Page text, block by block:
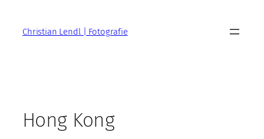
springenChristian Lendl | Fotografie
Hong Kong